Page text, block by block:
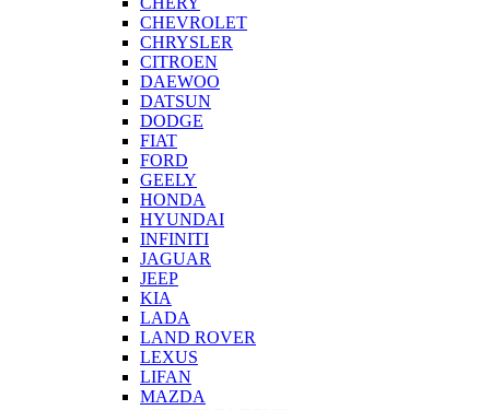
CHEVROLET
CHRYSLER
CITROEN
DAEWOO
DATSUN
DODGE
FIAT
FORD
GEELY
HONDA
HYUNDAI
INFINITI
JAGUAR
JEEP
KIA
LADA
LAND ROVER
LEXUS
LIFAN
MAZDA